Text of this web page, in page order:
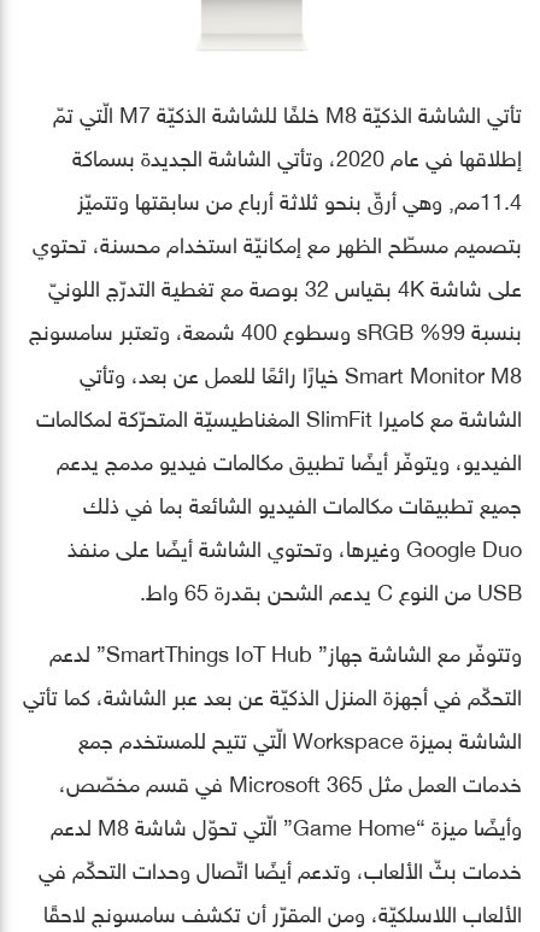
تأتي الشاشة الذكيّة M8 خلفًا للشاشة الذكيّة M7 الّتي تمّ
إطلاقها في عام 2020، وتأتي الشاشة الجديدة بسماكة
11.4مم, وهي أرقّ بنحو ثلاثة أرباع من سابقتها وتتميّز
بتصميم مسطّح الظهر مع إمكانيّة استخدام محسنة، تحتوي
على شاشة 4K بقياس 32 بوصة مع تغطية التدرّج اللونيّ
بنسبة 99% sRGB وسطوع 400 شمعة، وتعتبر سامسونج
Smart Monitor M8 خيارًا رائعًا للعمل عن بعد، وتأتي
الشاشة مع كاميرا SlimFit المغناطيسيّة المتحرّكة لمكالمات
الفيديو، ويتوفّر أيضًا تطبيق مكالمات فيديو مدمج يدعم
جميع تطبيقات مكالمات الفيديو الشائعة بما في ذلك
Google Duo وغيرها، وتحتوي الشاشة أيضًا على منفذ
USB من النوع C يدعم الشحن بقدرة 65 واط.
وتتوفّر مع الشاشة جهاز” SmartThings IoT Hub” لدعم
التحكّم في أجهزة المنزل الذكيّة عن بعد عبر الشاشة، كما تأتي
الشاشة بميزة Workspace الّتي تتيح للمستخدم جمع
خدمات العمل مثل Microsoft 365 في قسم مخصّص،
وأيضًا ميزة “Game Home” الّتي تحوّل شاشة M8 لدعم
خدمات بثّ الألعاب، وتدعم أيضًا اتّصال وحدات التحكّم في
الألعاب اللاسلكيّة، ومن المقرّر أن تكشف سامسونج لاحقًا